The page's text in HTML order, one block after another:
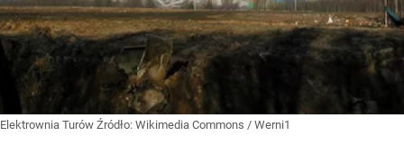
Elektrownia Turów Źródło: Wikimedia Commons / Werni1